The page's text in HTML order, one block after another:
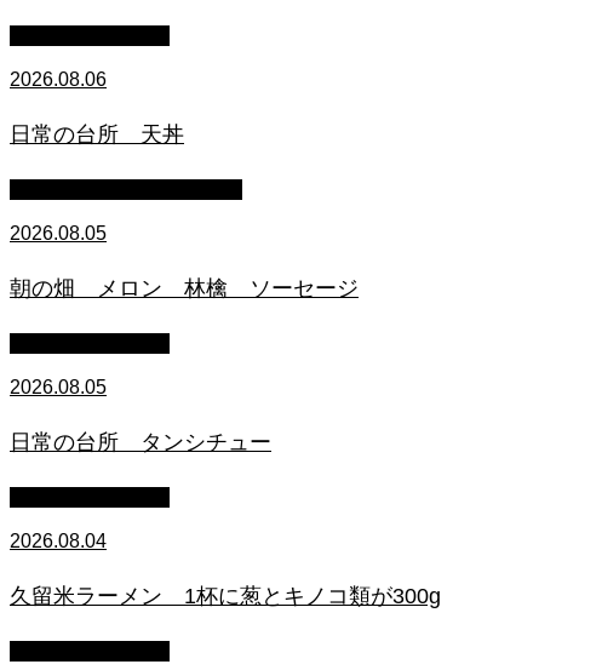
2026.08.06
日常の台所 天丼
2026.08.05
朝の畑 メロン 林檎 ソーセージ
2026.08.05
日常の台所 タンシチュー
2026.08.04
久留米ラーメン 1杯に葱とキノコ類が300g